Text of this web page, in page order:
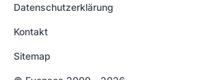
Datenschutzerklärung
Kontakt
Sitemap